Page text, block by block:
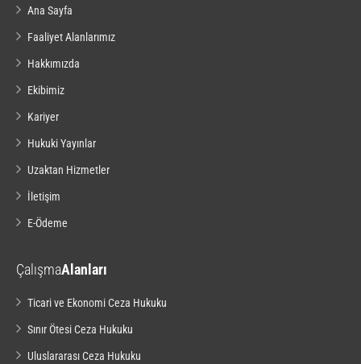
Ana Sayfa
Faaliyet Alanlarımız
Hakkımızda
Ekibimiz
Kariyer
Hukuki Yayınlar
Uzaktan Hizmetler
İletişim
E-Ödeme
ÇalışmaAlanları
Ticari ve Ekonomi Ceza Hukuku
Sınır Ötesi Ceza Hukuku
Uluslararası Ceza Hukuku